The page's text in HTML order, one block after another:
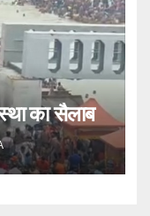
का सैलाब